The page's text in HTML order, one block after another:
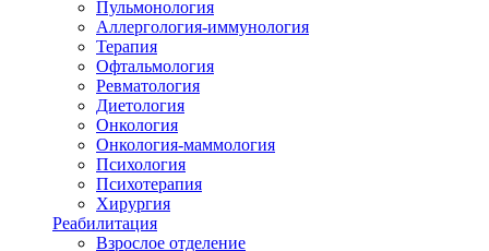
Пульмонология
Аллергология-иммунология
Терапия
Офтальмология
Ревматология
Диетология
Онкология
Онкология-маммология
Психология
Психотерапия
Хирургия
Реабилитация
Взрослое отделение